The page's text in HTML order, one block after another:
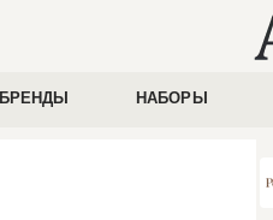
БРЕНДЫ НАБОРЫ